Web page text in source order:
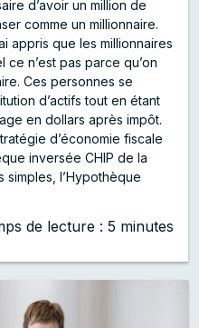
d’avoir un million de
comme un millionnaire.
appris que les millionnaires
n’est pas parce qu’on
Ces personnes se
d’actifs tout en étant
en dollars après impôt.
d’économie fiscale
inversée CHIP de la
simples, l’Hypothèque
de lecture : 5 minutes